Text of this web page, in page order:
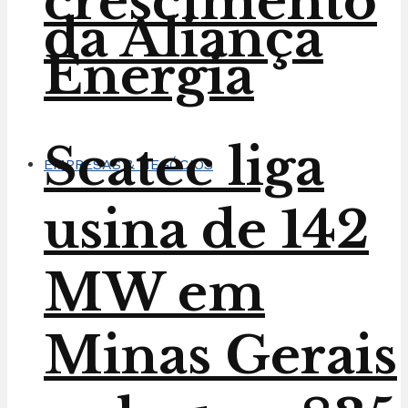
da Aliança
Energia
EMPRESAS & NEGÓCIOS
Scatec liga
usina de 142
MW em
Minas Gerais